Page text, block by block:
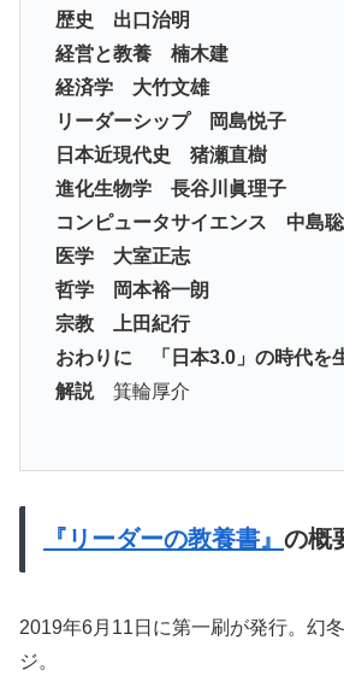
歴史 出口治明
経営と教養 楠木建
経済学 大竹文雄
リーダーシップ 岡島悦子
日本近現代史 猪瀬直樹
進化生物学 長谷川眞理子
コンピュータサイエンス 中島聡
医学 大室正志
哲学 岡本裕一朗
宗教 上田紀行
おわりに 「日本3.0」の時代を
解説箕輪厚介
『リーダーの教養書』 の概
2019年6月11日に第一刷が発行。幻
ジ。